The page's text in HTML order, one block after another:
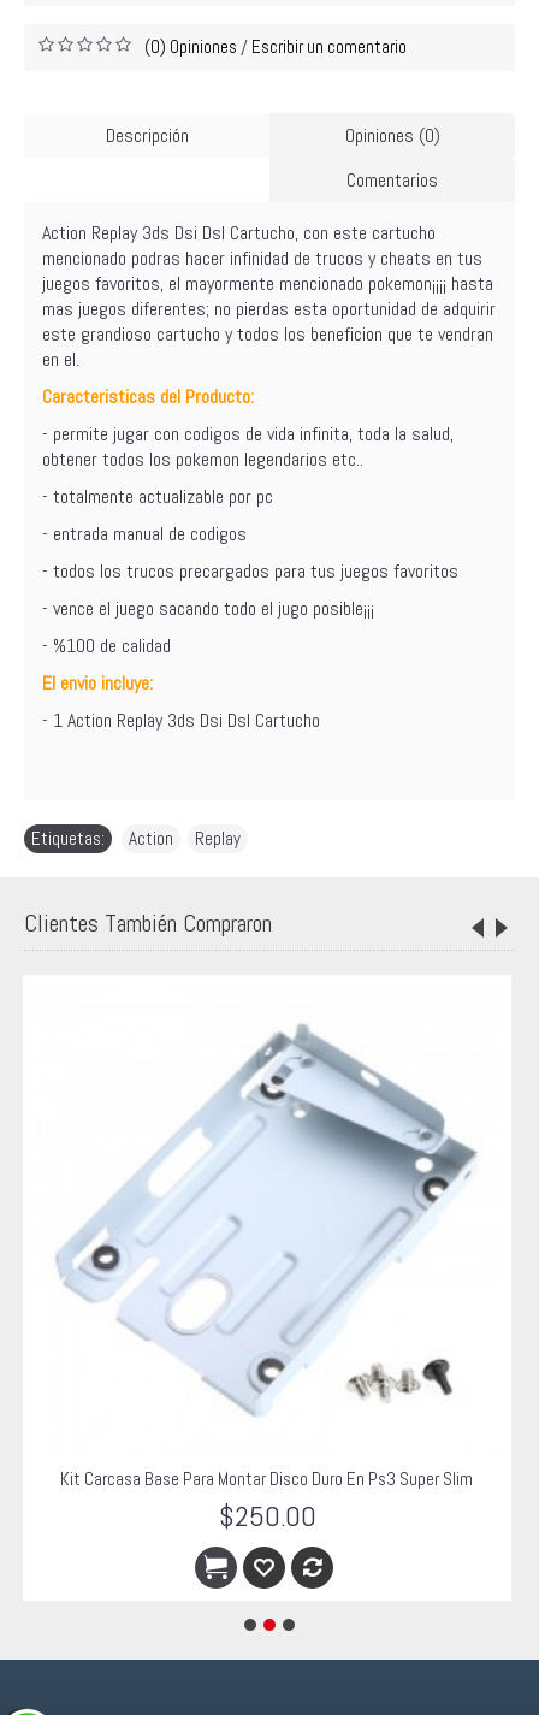
(0) Opiniones / Escribir un comentario
Descripción
Opiniones (0)
Comentarios
Action Replay 3ds Dsi Dsl Cartucho, con este cartucho
mencionado podras hacer infinidad de trucos y cheats en tus
juegos favoritos, el mayormente mencionado pokemon¡¡¡¡ hasta
mas juegos diferentes; no pierdas esta oportunidad de adquirir
este grandioso cartucho y todos los beneficion que te vendran
en el.
Caracteristicas del Producto:
- permite jugar con codigos de vida infinita, toda la salud,
obtener todos los pokemon legendarios etc..
- totalmente actualizable por pc
- entrada manual de codigos
- todos los trucos precargados para tus juegos favoritos
- vence el juego sacando todo el jugo posible¡¡¡
- %100 de calidad
El envio incluye:
- 1 Action Replay 3ds Dsi Dsl Cartucho
Etiquetas: Action Replay
Clientes También Compraron
Kit Carcasa Base Para Montar Disco Duro En Ps3 Super Slim
$250.00